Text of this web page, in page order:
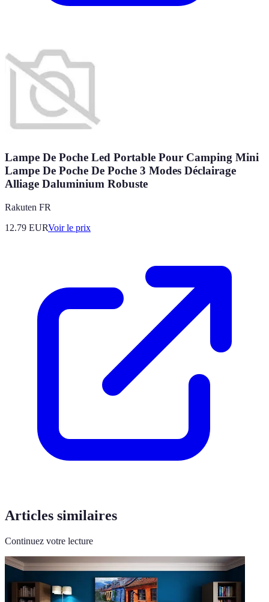
Lampe De Poche Led Portable Pour Camping Mini
Lampe De Poche De Poche 3 Modes Déclairage
Alliage Daluminium Robuste
Rakuten FR
12.79 EURVoir le prix
Articles similaires
Continuez votre lecture